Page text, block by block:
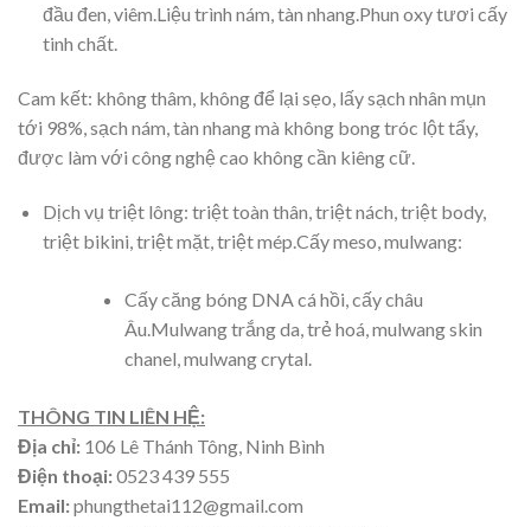
đầu đen, viêm.Liệu trình nám, tàn nhang.Phun oxy tươi cấy
tinh chất.
Cam kết: không thâm, không để lại sẹo, lấy sạch nhân mụn
tới 98%, sạch nám, tàn nhang mà không bong tróc lột tẩy,
được làm với công nghệ cao không cần kiêng cữ.
Dịch vụ triệt lông: triệt toàn thân, triệt nách, triệt body,
triệt bikini, triệt mặt, triệt mép.Cấy meso, mulwang:
Cấy căng bóng DNA cá hồi, cấy châu
Âu.Mulwang trắng da, trẻ hoá, mulwang skin
chanel, mulwang crytal.
THÔNG TIN LIÊN HỆ:
Địa chỉ: 106 Lê Thánh Tông, Ninh Bình
Điện thoại:0523 439 555
Email:phungthetai112@gmail.com